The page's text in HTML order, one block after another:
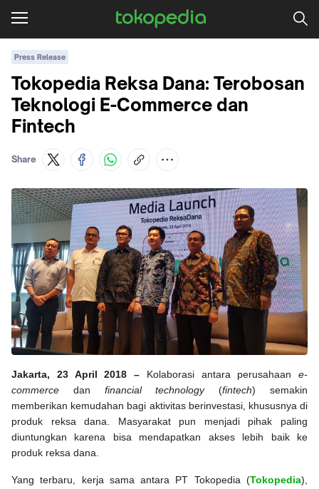
Press Release
Tokopedia Reksa Dana: Terobosan
Teknologi E-Commerce dan
Fintech
Share
Jakarta, 23 April 2018 – Kolaborasi antara perusahaan e-
commerce dan financial technology(fintech) semakin
memberikan kemudahan bagi aktivitas berinvestasi, khususnya di
produk reksa dana. Masyarakat pun menjadi pihak paling
diuntungkan karena bisa mendapatkan akses lebih baik ke
produk reksa dana.
Yang terbaru, kerja sama antara PT Tokopedia (Tokopedia),